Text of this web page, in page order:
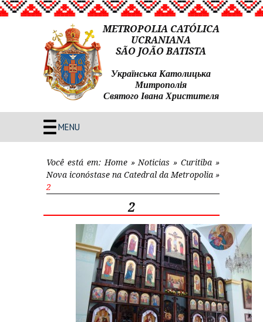
METROPOLIA CATÓLICA
UCRANIANA
SÃO JOÃO BATISTA
Українська Католицька
Митрополія
Святого Івана Христителя
MENU
Você está em: Home» Noticias »Curitiba »
Nova iconóstase na Catedral da Metropolia »
2
2